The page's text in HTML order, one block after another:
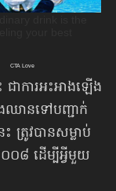
ជាការអះអាងឡើង
ានទៅបញ្ជាក់
ត្រូវបានសម្លាប់
០០៨ ដើម្បីអ្វីមួយ